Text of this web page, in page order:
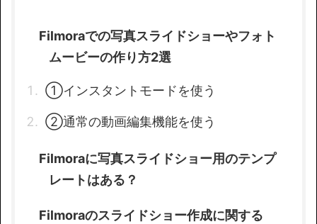
Filmoraでの写真スライドショーやフォト
ムービーの作り方2選
①インスタントモードを使う
②通常の動画編集機能を使う
Filmoraに写真スライドショー用のテンプ
レートはある？
Filmoraのスライドショー作成に関する